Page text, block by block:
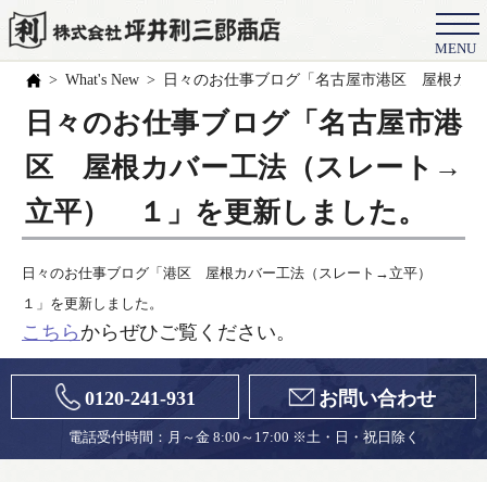
会社概要
選ばれる理由
施工事例
お客様の声
スタッフ
ブログ
よくある質問
豆知識
MENU
What's New 日々のお仕事ブログ「名古屋市港区 屋根カ
日々のお仕事ブログ「名古屋市港
区 屋根カバー工法（スレート→
立平） １」を更新しました。
日々のお仕事ブログ「港区 屋根カバー工法（スレート→立平）
１」を更新しました。
こちらからぜひご覧ください。
0120-241-931 お問い合わせ
電話受付時間：月～金 8:00～17:00 ※土・日・祝日除く